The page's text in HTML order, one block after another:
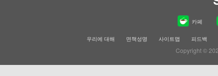
카페
우리에 대해 면책성명 사이트맵 피드백
Copyright ©